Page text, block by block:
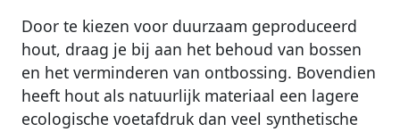
Door te kiezen voor duurzaam geproduceerd
hout, draag je bij aan het behoud van bossen
en het verminderen van ontbossing. Bovendien
heeft hout als natuurlijk materiaal een lagere
ecologische voetafdruk dan veel synthetische